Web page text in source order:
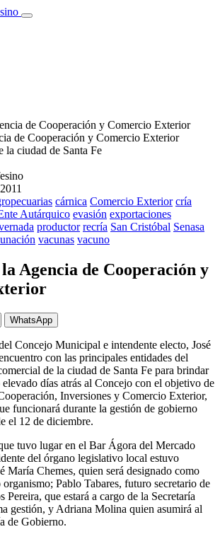
de Cooperación y Comercio Exterior
la ciudad de Santa Fe
cárnica Comercio Exterior cría
Autárquico evasión exportaciones
productor recría San Cristóbal Senasa
vacunas vacuno
Agencia de Cooperación y
WhatsApp
Concejo Municipal e intendente electo, José
con las principales entidades del
de la ciudad de Santa Fe para brindar
días atrás al Concejo con el objetivo de
Inversiones y Comercio Exterior,
funcionará durante la gestión de gobierno
el 12 de diciembre.
tuvo lugar en el Bar Ágora del Mercado
del órgano legislativo local estuvo
María Chemes, quien será designado como
Pablo Tabares, futuro secretario de
Pereira, que estará a cargo de la Secretaría
gestión, y Adriana Molina quien asumirá al
de Gobierno.